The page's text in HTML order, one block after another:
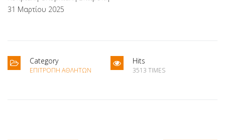
31 Μαρτίου 2025
Category
ΕΠΙΤΡΟΠΉ ΑΘΛΗΤΏΝ
Hits
3513 TIMES